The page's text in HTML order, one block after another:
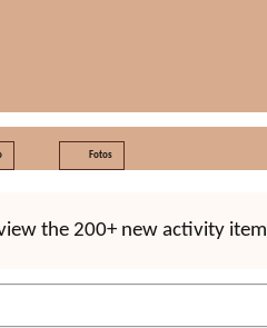
Fotos
the 200+ new activity